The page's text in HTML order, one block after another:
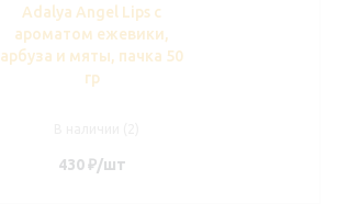
Adalya Angel Lips с
ароматом ежевики,
арбуза и мяты, пачка 50
гр
430₽/шт